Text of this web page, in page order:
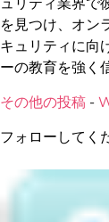
を見つけ、オン
キュリティに向
ーの教育を強く
その他の投稿-
フォローしてく